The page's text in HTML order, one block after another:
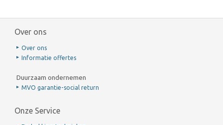
Over ons
Over ons
Informatie offertes
Duurzaam ondernemen
MVO garantie-social return
Onze Service